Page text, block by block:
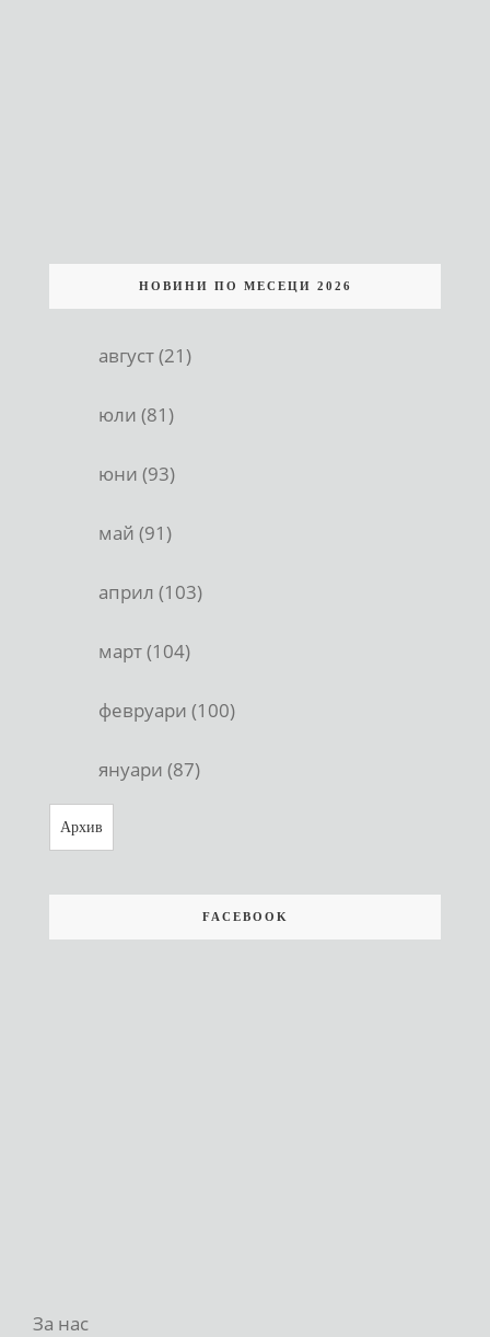
НОВИНИ ПО МЕСЕЦИ 2026
август (21)
юли (81)
юни (93)
май (91)
април (103)
март (104)
февруари (100)
януари (87)
Архив
FACEBOOK
За нас